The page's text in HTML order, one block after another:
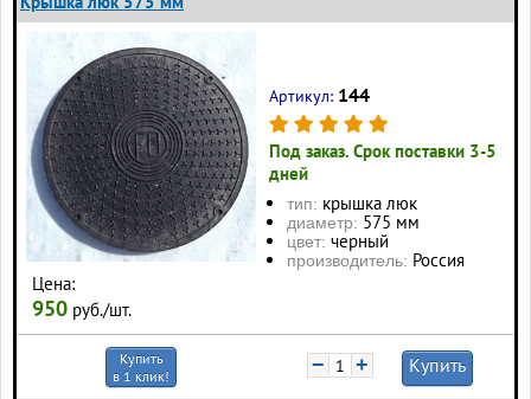
Цена:
950 руб./шт.
Артикул: 144
Под заказ. Срок поставки 3-5
дней
тип: крышка люк
диаметр: 575 мм
цвет: черный
производитель: Россия
Купить
в 1 клик!
− + Купить